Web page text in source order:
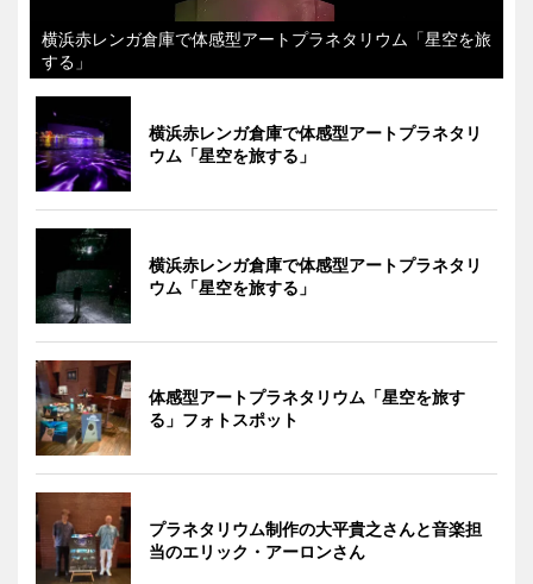
横浜赤レンガ倉庫で体感型アートプラネタリウム「星空を旅
する」
横浜赤レンガ倉庫で体感型アートプラネタリ
ウム「星空を旅する」
横浜赤レンガ倉庫で体感型アートプラネタリ
ウム「星空を旅する」
体感型アートプラネタリウム「星空を旅す
る」フォトスポット
プラネタリウム制作の大平貴之さんと音楽担
当のエリック・アーロンさん